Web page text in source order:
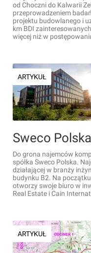
od Choczni do Kalwarii
przeprowadzeniem
projektu budowlanego i
km BDI
więcej niż w
ARTYKUŁ
Do grona najemców
spółka Sweco Polska.
działającej w branży
budynku B2. Na
otworzy swoje biuro w
Real Estate i Cain
ARTYKUŁ